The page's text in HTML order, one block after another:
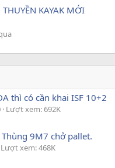
KAYAK MỚI
thì có cần khai ISF 10+2
Lượt xem: 692K
9M7 chở pallet.
Lượt xem: 468K